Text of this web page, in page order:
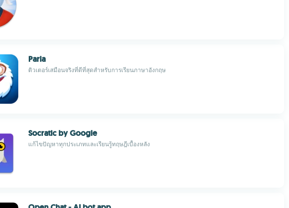
Parla
ติวเตอร์เสมือนจริงที่ดีที่สุดสำหรับการเรียนภาษาอังกฤษ
Socratic by Google
แก้ไขปัญหาทุกประเภทและเรียนรู้ทฤษฎีเบื้องหลัง